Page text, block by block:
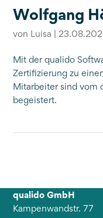
Wolfgang
von Luisa |
Mit der qualido
Zertifizierung zu
Mitarbeiter sind vom
begeistert.
qualido GmbH
Kampenwandstr. 77